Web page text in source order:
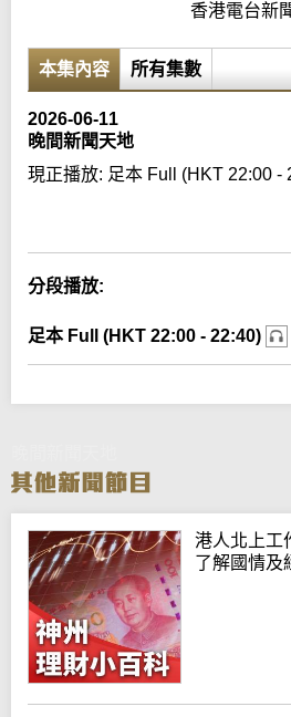
香港電台新
本集內容 所有集數
2026-06-11
晚間新聞天地
現正播放: 足本 Full (HKT 22:00 -
分段播放:
足本 Full (HKT 22:00 - 22:40)
港人北上工
了解國情及